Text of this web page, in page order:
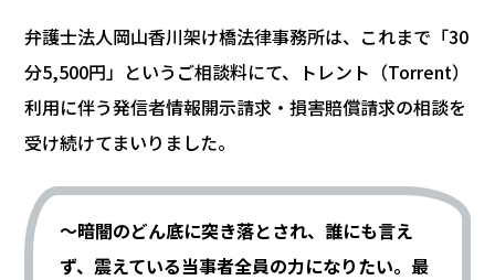
弁護士法人岡山香川架け橋法律事務所は、これまで「30
分5,500円」というご相談料にて、トレント（Torrent）
利用に伴う発信者情報開示請求・損害賠償請求の相談を
受け続けてまいりました。
～暗闇のどん底に突き落とされ、誰にも言え
ず、震えている当事者全員の力になりたい。最